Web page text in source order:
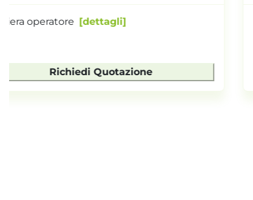
Scheda tastiera 117.210
Richiedi Quotazione